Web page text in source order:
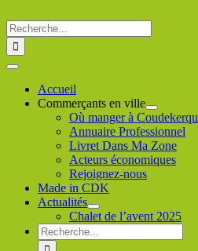
au
contenu
Rechercher
:
Toggle
NavigationAccueil
Commerçants en ville
Où manger à
Annuaire Professionnel
Livret Dans Ma Zone
Acteurs économiques
Rejoignez-nous
Made in CDK
Actualités
Chalet de l’avent 2025
Rechercher
: